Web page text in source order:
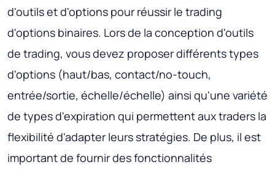
d'outils et d'options pour réussir le trading
d'options binaires. Lors de la conception d'outils
de trading, vous devez proposer différents types
d'options (haut/bas, contact/no-touch,
entrée/sortie, échelle/échelle) ainsi qu'une variété
de types d'expiration qui permettent aux traders la
flexibilité d'adapter leurs stratégies. De plus, il est
important de fournir des fonctionnalités